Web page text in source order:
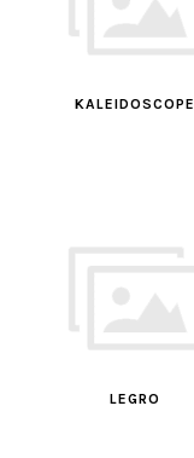
KALEIDOSCOPE
LEGRO